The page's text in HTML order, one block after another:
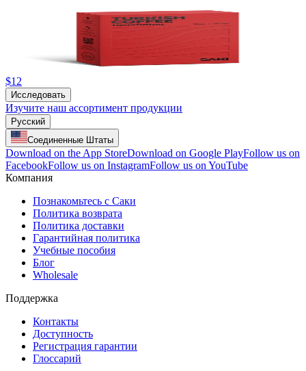
$12
Исследовать
Изучите наш ассортимент продукции
Русский
Соединенные Штаты
Download on the App StoreDownload on Google PlayFollow us on
FacebookFollow us on InstagramFollow us on YouTube
Компания
Познакомьтесь с Саки
Политика возврата
Политика доставки
Гарантийная политика
Учебные пособия
Блог
Wholesale
Поддержка
Контакты
Доступность
Регистрация гарантии
Глоссарий